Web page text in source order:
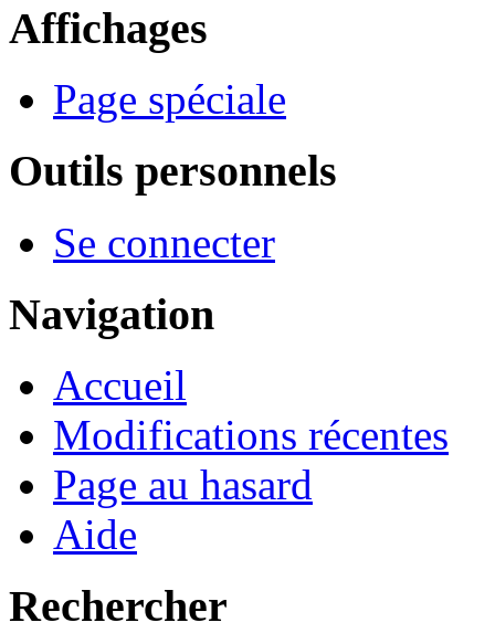
Affichages
Page spéciale
Outils personnels
Se connecter
Navigation
Accueil
Modifications récentes
Page au hasard
Aide
Rechercher